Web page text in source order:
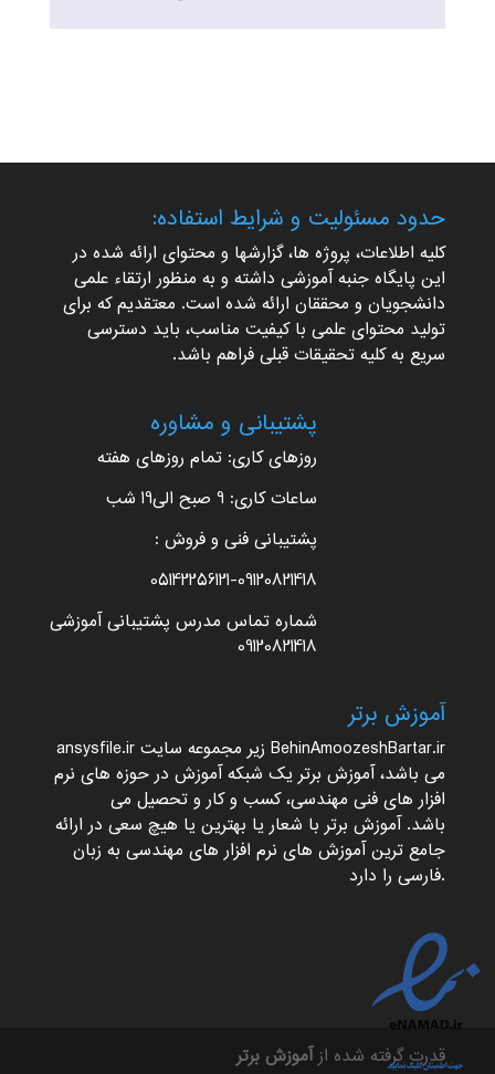
حدود مسئولیت و شرایط استفاده:
کلیه اطلاعات، پروژه ها، گزارشها و محتوای ارائه شده در
این پایگاه جنبه آموزشی داشته و به منظور ارتقاء علمی
دانشجویان و محققان ارائه شده است. معتقدیم که برای
تولید محتوای علمی با کیفیت مناسب، باید دسترسی
سریع به کلیه تحقیقات قبلی فراهم باشد.
پشتیبانی و مشاوره
روزهای کاری: تمام روزهای هفته
ساعات کاری: 9 صبح الی19 شب
پشتیبانی فنی و فروش :
05142256121-09120821418
شماره تماس مدرس پشتیبانی آموزشی
09120821418
آموزش برتر
ansysfile.ir زیر مجموعه سایتBehinAmoozeshBartar.ir
می باشد،آموزش برتریک شبکه آموزش در حوزه های نرم
افزار های فنی مهندسی، کسب و کار و تحصیل می
باشد.آموزش برتربا شعار یا بهترین یا هیچ سعی در ارائه
جامع ترین آموزش های نرم افزار های مهندسی به زبان
فارسی را دارد.
قدرت گرفته شده ازآموزش برتر